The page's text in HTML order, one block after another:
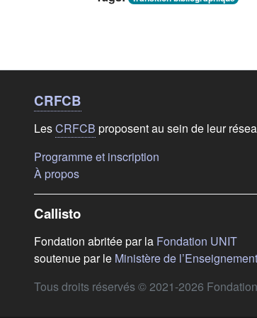
Liens de bas de
CRFCB
LesCRFCB proposent au sein de leur
Programme et inscription
À propos(s'ouvre dans un nouvel onglet)
Callisto
Fondation abritée par la Fondation UNIT
soutenue par le Ministère de
Tous droits réservés © 2021-2026